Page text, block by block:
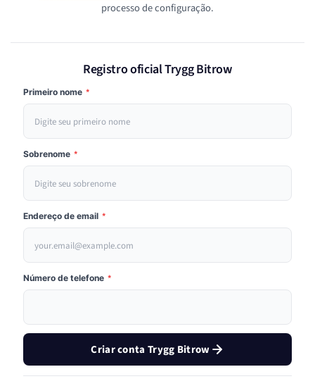
processo de configuração.
Registro oficial Trygg Bitrow
Primeiro nome *
Sobrenome *
Endereço de email *
Número de telefone *
Criar conta Trygg Bitrow